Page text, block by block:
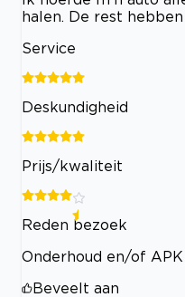
halen. De rest
Service
Deskundigheid
Prijs/kwaliteit
Reden bezoek
Onderhoud en/of APK
Beveelt aan